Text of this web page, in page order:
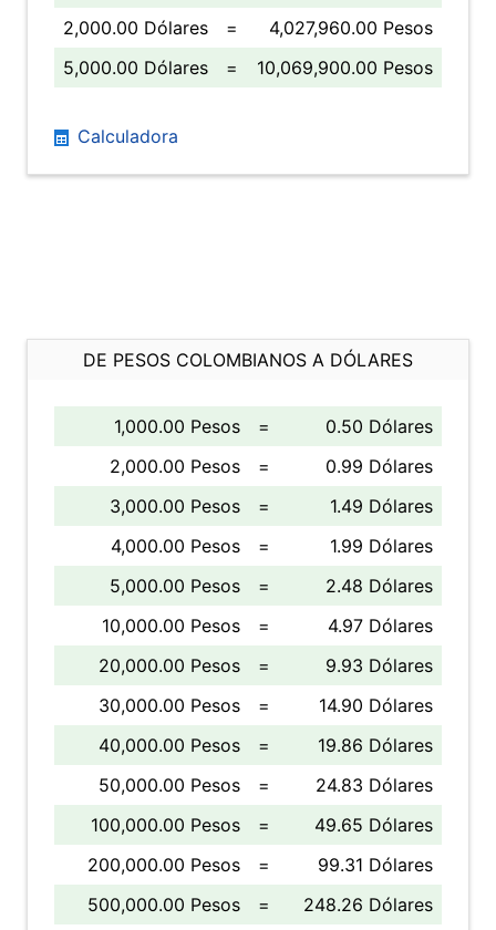
2,000.00 Dólares
=
4,027,960.00 Pesos
5,000.00 Dólares
= 10,069,900.00 Pesos
Calculadora
DE PESOS COLOMBIANOS A DÓLARES
1,000.00 Pesos =
0.50 Dólares
2,000.00 Pesos
=
0.99 Dólares
3,000.00 Pesos
=
1.49 Dólares
4,000.00 Pesos
=
1.99 Dólares
5,000.00 Pesos
=
2.48 Dólares
10,000.00 Pesos
=
4.97 Dólares
20,000.00 Pesos
=
9.93 Dólares
30,000.00 Pesos
=
14.90 Dólares
40,000.00 Pesos
=
19.86 Dólares
50,000.00 Pesos
=
24.83 Dólares
100,000.00 Pesos
=
49.65 Dólares
200,000.00 Pesos
=
99.31 Dólares
500,000.00 Pesos
= 248.26 Dólares